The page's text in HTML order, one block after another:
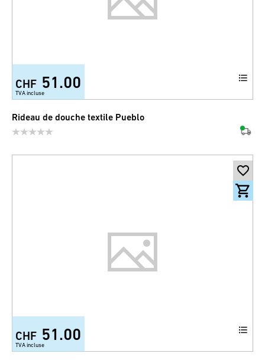
CHF 51.00
TVA incluse
Rideau de douche textile Pueblo
CHF 51.00
TVA incluse